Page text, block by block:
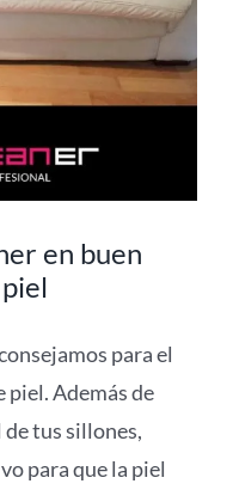
en buen
para el
Además de
de tus sillones,
para que la piel